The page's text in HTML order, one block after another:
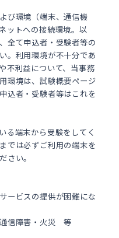
び環境（端末、通信機
ットへの接続環境。以
全て申込者・受験者等の
。利用環境が不十分であ
不利益について、当事務
環境は、試験概要ページ
込者・受験者等はこれを
る端末から受験をしてく
では必ずご利用の端末を
さい。
ービスの提供が困難にな
通信障害・火災 等